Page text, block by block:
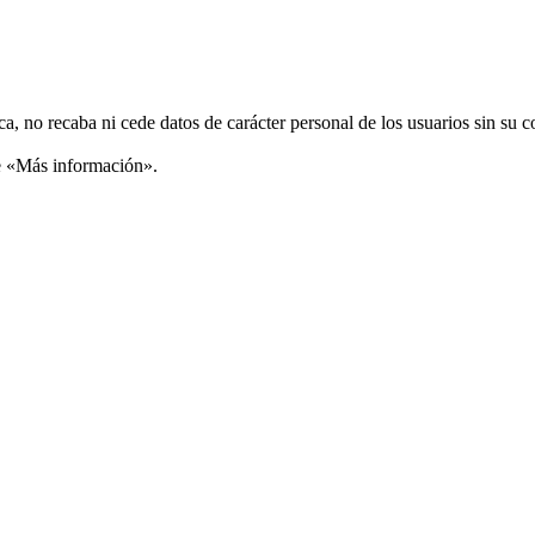
recaba ni cede datos de carácter personal de los usuarios sin su
«Más información».